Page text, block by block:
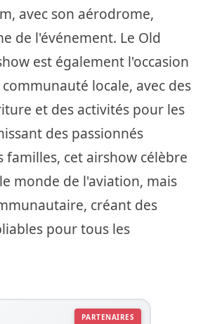
avec son aérodrome,
de l'événement. Le Old
est également l'occasion
locale, avec des
et des activités pour les
des passionnés
familles, cet airshow célèbre
monde de l'aviation, mais
créant des
pour tous les
PARTENAIRES